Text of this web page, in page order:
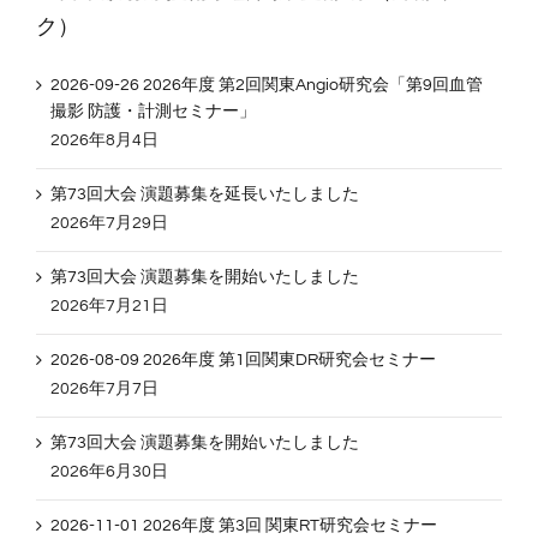
ク）
2026-09-26 2026年度 第2回関東Angio研究会「第9回血管
撮影 防護・計測セミナー」
2026年8月4日
第73回大会 演題募集を延長いたしました
2026年7月29日
第73回大会 演題募集を開始いたしました
2026年7月21日
2026-08-09 2026年度 第1回関東DR研究会セミナー
2026年7月7日
第73回大会 演題募集を開始いたしました
2026年6月30日
2026-11-01 2026年度 第3回 関東RT研究会セミナー